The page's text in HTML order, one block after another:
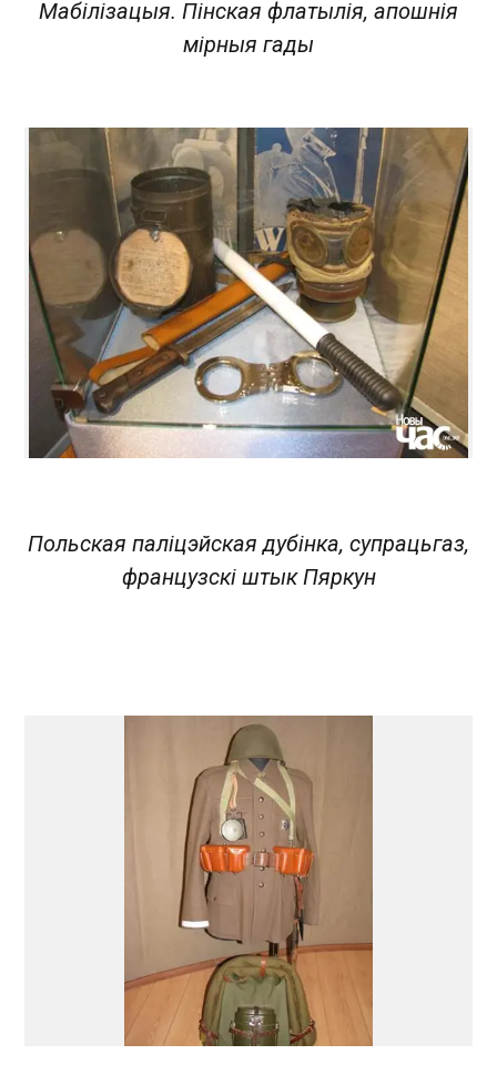
Мабілізацыя. Пінская флатылія, апошнія
мірныя гады
Польская паліцэйская дубінка, супрацьгаз,
французскі штык Пяркун